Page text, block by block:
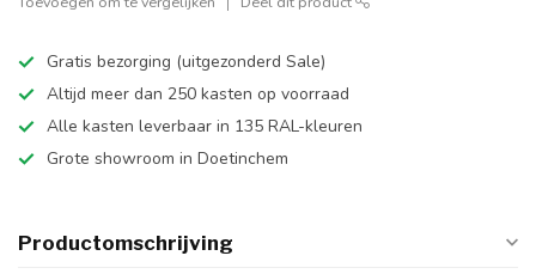
Gratis bezorging (uitgezonderd Sale)
Altijd meer dan 250 kasten op voorraad
Alle kasten leverbaar in 135 RAL-kleuren
Grote showroom in Doetinchem
Productomschrijving